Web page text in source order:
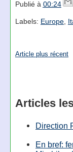
Publié à 00:24
Labels: Europe,
Article plus récent
Articles
Direction
En bref: